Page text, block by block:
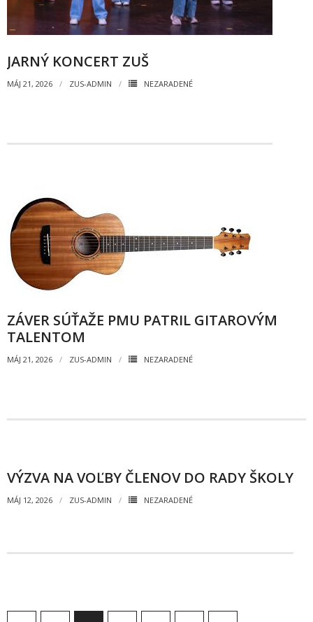
JARNÝ KONCERT ZUŠ
MÁJ 21, 2026 ZUS-ADMIN NEZARADENÉ
ZÁVER SÚŤAŽE PMU PATRIL GITAROVÝM
TALENTOM
MÁJ 21, 2026 ZUS-ADMIN NEZARADENÉ
VÝZVA NA VOĽBY ČLENOV DO RADY ŠKOLY
MÁJ 12, 2026 ZUS-ADMIN NEZARADENÉ